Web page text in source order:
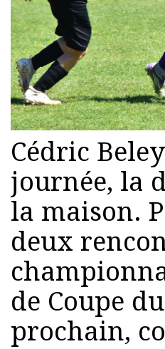
Cédric
journée, la
la maison.
deux
de Coupe
prochain,